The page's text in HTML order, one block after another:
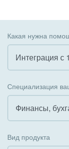
Какая нужна
Интеграция с
Внедрение
Интеграция
Специализация
Финансы,
Вид продукта